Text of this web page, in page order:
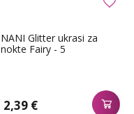
NANI Glitter ukrasi za
nokte Fairy - 5
2,39 €